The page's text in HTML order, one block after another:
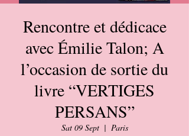
Rencontre et dédicace
avec Émilie Talon; A
l’occasion de sortie du
livre “VERTIGES
PERSANS”
Sat 09 Sept
  |
Paris